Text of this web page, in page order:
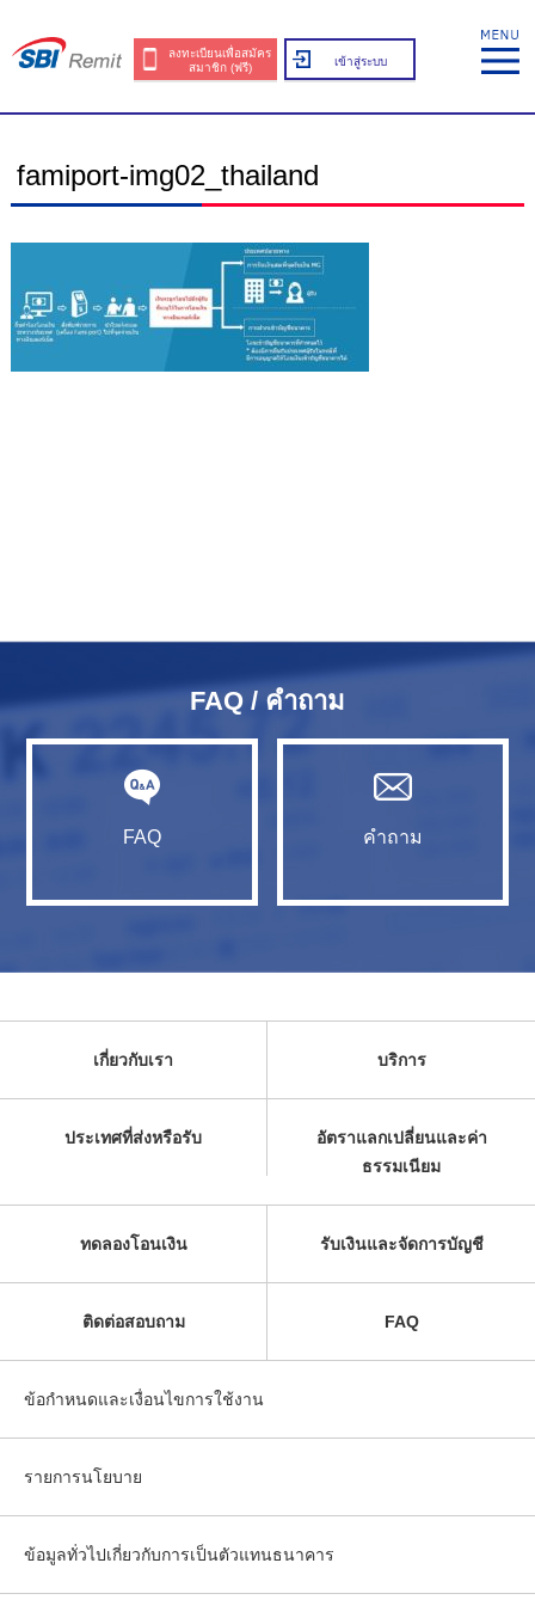
ลงทะเบียนเพื่อสมัคร
สมาชิก (ฟรี)
เข้าสู่ระบบ
famiport-img02_thailand
FAQ / คำถาม
FAQ คำถาม
เกี่ยวกับเรา บริการ
ประเทศที่ส่งหรือรับ
อัตราแลกเปลี่ยนและค่า
ธรรมเนียม
ทดลองโอนเงิน รับเงินและจัดการบัญชี
ติดต่อสอบถาม FAQ
ข้อกำหนดและเงื่อนไขการใช้งาน
รายการนโยบาย
ข้อมูลทั่วไปเกี่ยวกับการเป็นตัวแทนธนาคาร